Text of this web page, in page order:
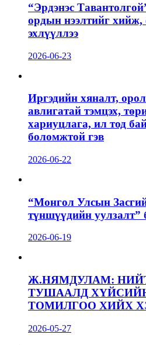
“Эрдэнэс
ордын нээлтийг
эхлүүллээ
2026-06-23
Иргэдийн хяналт,
авлигатай тэмцэх,
хариуцлага, ил тод
боломжтой гэв
2026-06-22
“Монгол Улсын
түншүүдийн уулзалт”
2026-06-19
Ж.НЯМДУЛАМ:
ТУШААЛД
ТОМИЛГОО ХИЙХ
2026-05-27